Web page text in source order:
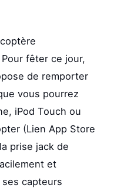
fêter ce jour,
de remporter
vous pourrez
iPod Touch ou
(Lien App Store
prise jack de
et
capteurs